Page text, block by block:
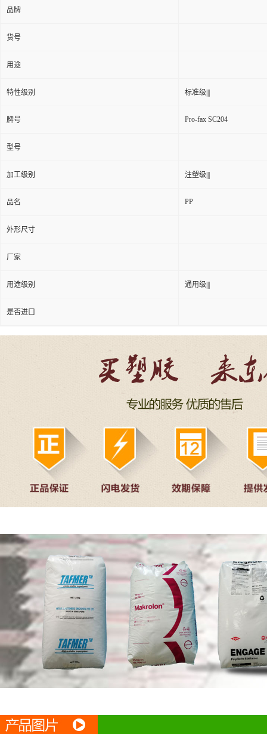
品牌
货号
用途
特性级别 标准级|||
牌号 Pro-fax SC204
型号
加工级别 注塑级|||
品名 PP
外形尺寸
厂家
用途级别 通用级|||
是否进口